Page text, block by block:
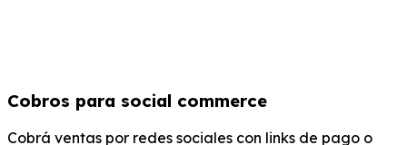
Cobros para social commerce
Cobrá ventas por redes sociales con links de pago o